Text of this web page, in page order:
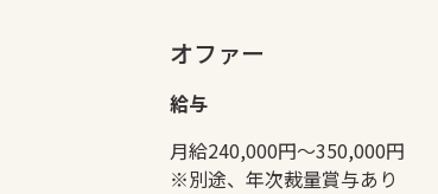
オファー
給与
月給240,000円〜350,000円
※別途、年次裁量賞与あり